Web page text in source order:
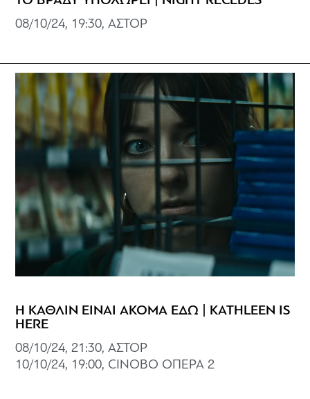
08/10/24, 19:30, ΑΣΤΟΡ
Η ΚΑΘΛΙΝ ΕΙΝΑΙ ΑΚΟΜΑ ΕΔΩ | KATHLEEN IS
HERE
08/10/24, 21:30, ΑΣΤΟΡ
10/10/24, 19:00, CINOBO ΟΠΕΡΑ 2